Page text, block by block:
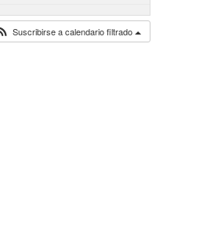
Suscribirse a calendario filtrado